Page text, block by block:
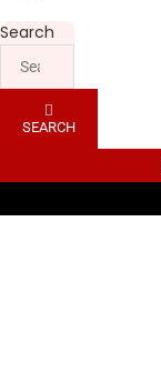
Search
SEARCH